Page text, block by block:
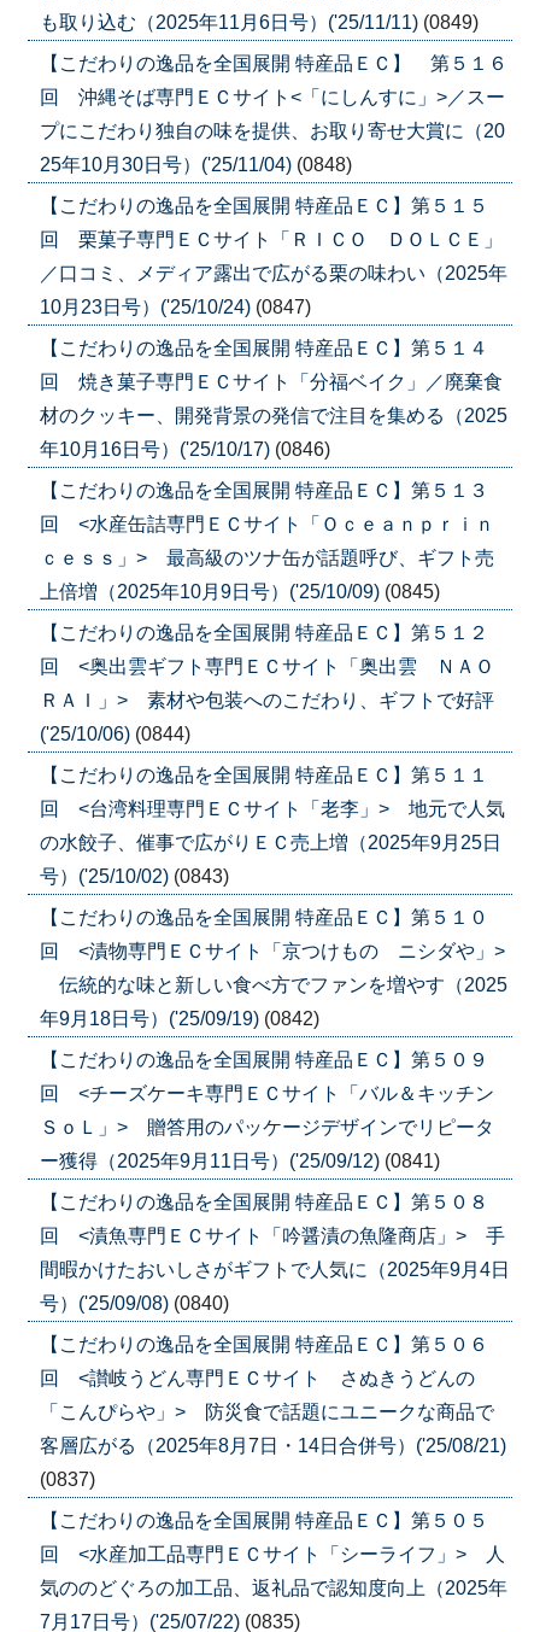
も取り込む（2025年11月6日号）('25/11/11) (0849)
【こだわりの逸品を全国展開 特産品ＥＣ】 第５１６
回 沖縄そば専門ＥＣサイト<「にしんすに」>／スー
プにこだわり独自の味を提供、お取り寄せ大賞に（20
25年10月30日号）('25/11/04) (0848)
【こだわりの逸品を全国展開 特産品ＥＣ】第５１５
回 栗菓子専門ＥＣサイト「ＲＩＣＯ ＤＯＬＣＥ」
／口コミ、メディア露出で広がる栗の味わい（2025年
10月23日号）('25/10/24) (0847)
【こだわりの逸品を全国展開 特産品ＥＣ】第５１４
回 焼き菓子専門ＥＣサイト「分福ベイク」／廃棄食
材のクッキー、開発背景の発信で注目を集める（2025
年10月16日号）('25/10/17) (0846)
【こだわりの逸品を全国展開 特産品ＥＣ】第５１３
回 <水産缶詰専門ＥＣサイト「Ｏｃｅａｎｐｒｉｎ
ｃｅｓｓ」> 最高級のツナ缶が話題呼び、ギフト売
上倍増（2025年10月9日号）('25/10/09) (0845)
【こだわりの逸品を全国展開 特産品ＥＣ】第５１２
回 <奥出雲ギフト専門ＥＣサイト「奥出雲 ＮＡＯ
ＲＡＩ」> 素材や包装へのこだわり、ギフトで好評
('25/10/06) (0844)
【こだわりの逸品を全国展開 特産品ＥＣ】第５１１
回 <台湾料理専門ＥＣサイト「老李」> 地元で人気
の水餃子、催事で広がりＥＣ売上増（2025年9月25日
号）('25/10/02) (0843)
【こだわりの逸品を全国展開 特産品ＥＣ】第５１０
回 <漬物専門ＥＣサイト「京つけもの ニシダや」>
伝統的な味と新しい食べ方でファンを増やす（2025
年9月18日号）('25/09/19) (0842)
【こだわりの逸品を全国展開 特産品ＥＣ】第５０９
回 <チーズケーキ専門ＥＣサイト「バル＆キッチン
ＳｏＬ」> 贈答用のパッケージデザインでリピータ
ー獲得（2025年9月11日号）('25/09/12) (0841)
【こだわりの逸品を全国展開 特産品ＥＣ】第５０８
回 <漬魚専門ＥＣサイト「吟醤漬の魚隆商店」> 手
間暇かけたおいしさがギフトで人気に（2025年9月4日
号）('25/09/08) (0840)
【こだわりの逸品を全国展開 特産品ＥＣ】第５０６
回 <讃岐うどん専門ＥＣサイト さぬきうどんの
「こんぴらや」> 防災食で話題にユニークな商品で
客層広がる（2025年8月7日・14日合併号）('25/08/21)
(0837)
【こだわりの逸品を全国展開 特産品ＥＣ】第５０５
回 <水産加工品専門ＥＣサイト「シーライフ」> 人
気ののどぐろの加工品、返礼品で認知度向上（2025年
7月17日号）('25/07/22) (0835)